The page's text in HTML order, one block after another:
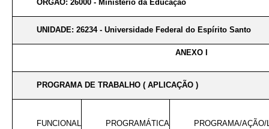
ÓRGÃO: 26000 - Ministério da Educação
UNIDADE: 26234 - Universidade Federal do Espírito Santo
ANEXO I
PROGRAMA DE TRABALHO ( APLICAÇÃO )
FUNCIONAL PROGRAMÁTICA PROGRAMA/